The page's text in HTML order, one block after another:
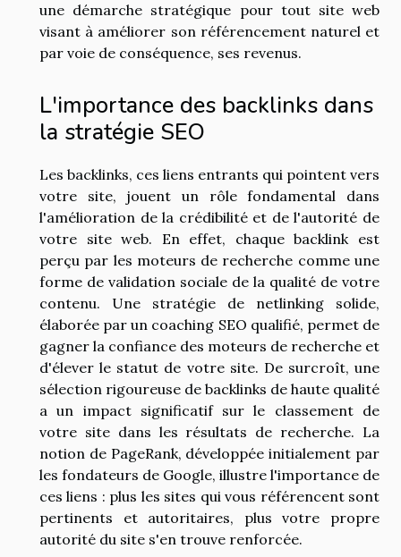
une démarche stratégique pour tout site web
visant à améliorer son référencement naturel et
par voie de conséquence, ses revenus.
L'importance des backlinks dans
la stratégie SEO
Les backlinks, ces liens entrants qui pointent vers
votre site, jouent un rôle fondamental dans
l'amélioration de la crédibilité et de l'autorité de
votre site web. En effet, chaque backlink est
perçu par les moteurs de recherche comme une
forme de validation sociale de la qualité de votre
contenu. Une stratégie de netlinking solide,
élaborée par un coaching SEO qualifié, permet de
gagner la confiance des moteurs de recherche et
d'élever le statut de votre site. De surcroît, une
sélection rigoureuse de backlinks de haute qualité
a un impact significatif sur le classement de
votre site dans les résultats de recherche. La
notion de PageRank, développée initialement par
les fondateurs de Google, illustre l'importance de
ces liens : plus les sites qui vous référencent sont
pertinents et autoritaires, plus votre propre
autorité du site s'en trouve renforcée.